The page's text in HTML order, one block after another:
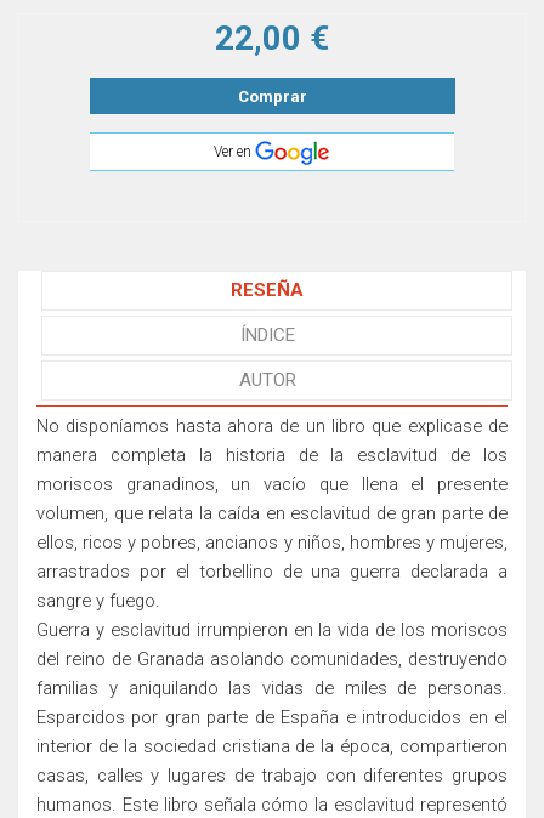
22,00 €
Comprar
Ver en
RESEÑA
ÍNDICE
AUTOR
No disponíamos hasta ahora de un libro que explicase de
manera completa la historia de la esclavitud de los
moriscos granadinos, un vacío que llena el presente
volumen, que relata la caída en esclavitud de gran parte de
ellos, ricos y pobres, ancianos y niños, hombres y mujeres,
arrastrados por el torbellino de una guerra declarada a
sangre y fuego.
Guerra y esclavitud irrumpieron en la vida de los moriscos
del reino de Granada asolando comunidades, destruyendo
familias y aniquilando las vidas de miles de personas.
Esparcidos por gran parte de España e introducidos en el
interior de la sociedad cristiana de la época, compartieron
casas, calles y lugares de trabajo con diferentes grupos
humanos. Este libro señala cómo la esclavitud representó